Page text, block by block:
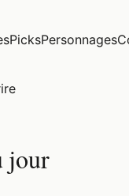
PicksPersonnages
jour